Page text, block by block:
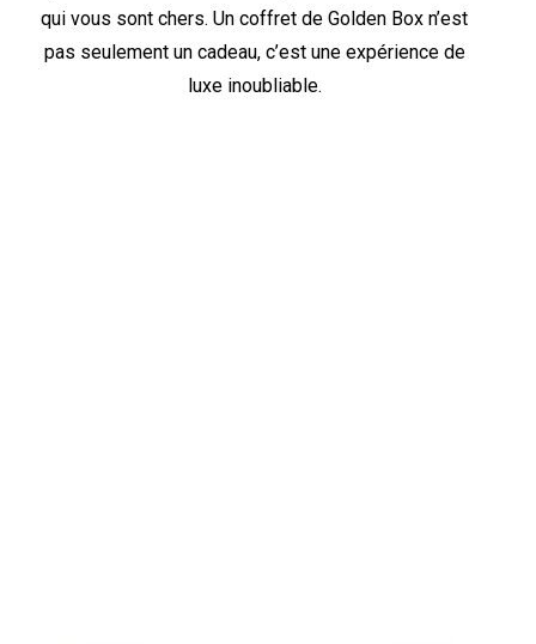
qui vous sont chers. Un coffret de Golden Box n’est
pas seulement un cadeau, c’est une expérience de
luxe inoubliable.